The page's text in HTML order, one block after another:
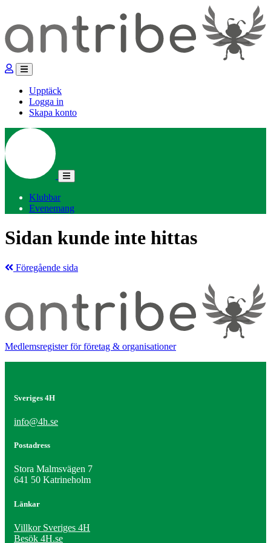
Upptäck
Logga in
Skapa konto
Klubbar
Evenemang
Sidan kunde inte hittas
Föregående sida
Medlemsregister för företag & organisationer
Sveriges 4H
info@4h.se
Postadress
Stora Malmsvägen 7
641 50 Katrineholm
Länkar
Villkor Sveriges 4H
Besök 4H.se